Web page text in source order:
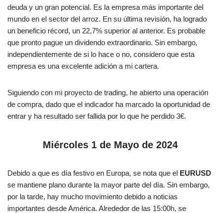
deuda y un gran potencial. Es la empresa más importante del
mundo en el sector del arroz. En su última revisión, ha logrado
un beneficio récord, un 22,7% superior al anterior. Es probable
que pronto pague un dividendo extraordinario. Sin embargo,
independientemente de si lo hace o no, considero que esta
empresa es una excelente adición a mi cartera.
Siguiendo con mi proyecto de trading, he abierto una operación
de compra, dado que el indicador ha marcado la oportunidad de
entrar y ha resultado ser fallida por lo que he perdido 3€.
Miércoles 1 de Mayo de 2024
Debido a que es día festivo en Europa, se nota que el EURUSD
se mantiene plano durante la mayor parte del día. Sin embargo,
por la tarde, hay mucho movimiento debido a noticias
importantes desde América. Alrededor de las 15:00h, se